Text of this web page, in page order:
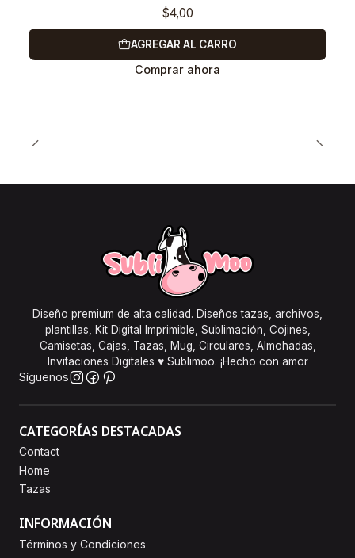
$4,00
AGREGAR AL CARRO
Comprar ahora
Diseño premium de alta calidad. Diseños tazas, archivos,
plantillas, Kit Digital Imprimible, Sublimación, Cojines,
Camisetas, Cajas, Tazas, Mug, Circulares, Almohadas,
Invitaciones Digitales ♥ Sublimoo. ¡Hecho con amor
Síguenos
CATEGORÍAS DESTACADAS
Contact
Home
Tazas
INFORMACIÓN
Términos y Condiciones